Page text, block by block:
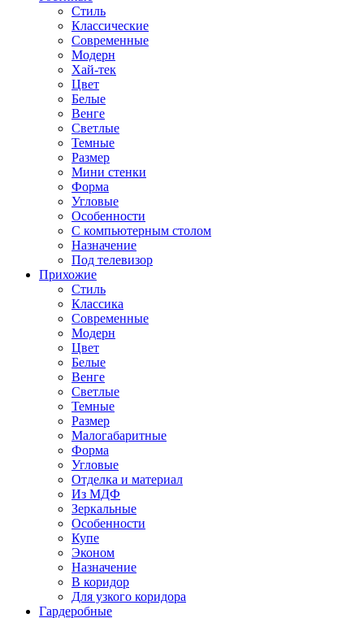
Стиль
Классические
Современные
Модерн
Хай-тек
Цвет
Белые
Венге
Светлые
Темные
Размер
Мини стенки
Форма
Угловые
Особенности
С компьютерным столом
Назначение
Под телевизор
Прихожие
Стиль
Классика
Современные
Модерн
Цвет
Белые
Венге
Светлые
Темные
Размер
Малогабаритные
Форма
Угловые
Отделка и материал
Из МДФ
Зеркальные
Особенности
Купе
Эконом
Назначение
В коридор
Для узкого коридора
Гардеробные